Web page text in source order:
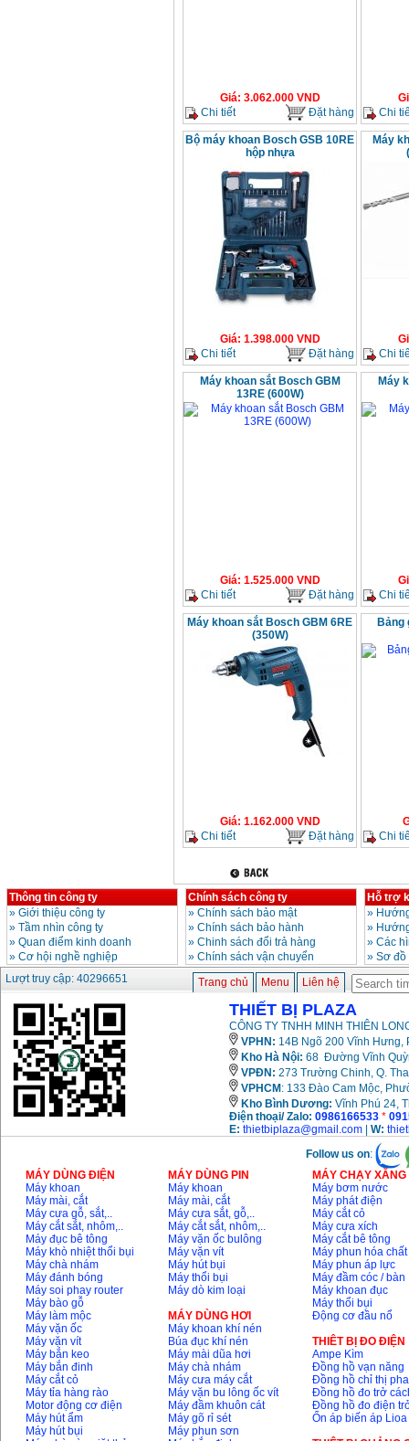
Giá: 3.062.000VND
Chi tiết
Đặt hàng
Chi
Bộ máy khoan Bosch GSB 10RE
hộp nhựa
Giá: 1.398.000VND
Chi tiết
Đặt hàng
Máy
Chi
Máy khoan sắt Bosch GBM
13RE (600W)
Giá: 1.525.000VND
Chi tiết
Đặt hàng
Máy
Chi
Máy khoan sắt Bosch GBM 6RE
(350W)
Giá: 1.162.000VND
Chi tiết
Đặt hàng
Bảng
Chi
Thông tin công ty
» Giới thiệu công ty
» Tầm nhìn công ty
» Quan điểm kinh doanh
» Cơ hội nghề nghiệp
Chính sách công ty
» Chính sách bảo mật
» Chính sách bảo hành
» Chinh sách đổi trả hàng
» Chính sách vận chuyển
Hỗ trợ
»
»
» Các
» Sơ
Lượt truy cập: 40296651
Trang chủ Menu Liên hệ
THIẾT BỊ PLAZA
CÔNG TY TNHH MINH THIÊN
VPHN: 14B Ngõ 200 Vĩnh Hưng,
Kho Hà Nội: 68 Đường Vĩnh
VPĐN: 273 Trường Chinh, Q.
VPHCM : 133 Đào Cam Mộc,
Kho Bình Dương: Vĩnh Phú 24,
Điện thoại/ Zalo: 0986166533 *
E: thietbiplaza@gmail.com W:
Follow us on:
MÁY DÙNG ĐIỆN
Máy khoan
Máy mài, cắt
Máy cưa gỗ, sắt,..
Máy cắt sắt, nhôm,..
Máy đục bê tông
Máy khò nhiệt thổi bụi
Máy chà nhám
Máy đánh bóng
Máy soi phay router
Máy bào gỗ
Máy làm mộc
Máy vặn ốc
Máy vặn vít
Máy bắn keo
Máy bắn đinh
Máy cắt cỏ
Máy tỉa hàng rào
Motor động cơ điện
Máy hút ẩm
Máy hút bụi
MÁY DÙNG PIN
Máy khoan
Máy mài, cắt
Máy cưa sắt, gỗ,..
Máy cắt sắt, nhôm,..
Máy vặn ốc bulông
Máy vặn vít
Máy hút bụi
Máy thổi bụi
Máy dò kim loại
MÁY DÙNG HƠI
Máy khoan khí nén
Búa đục khí nén
Máy mài dũa hơi
Máy chà nhám
Máy cưa máy cắt
Máy vặn bu lông ốc vít
Máy đầm khuôn cát
Máy gõ rỉ sét
Máy phun sơn
MÁY CHẠY
Máy bơm nước
Máy phát điện
Máy cắt cỏ
Máy cưa xích
Máy cắt bê tông
Máy phun hóa chất
Máy phun áp lực
Máy đầm cóc / bàn
Máy khoan đục
Máy thổi bụi
Động cơ đầu nổ
THIÊT BỊ ĐO ĐIỆN
Ampe Kìm
Đồng hồ vạn năng
Đồng hồ chỉ thị pha
Đồng hồ đo trở
Đồng hồ đo điện
Ổn áp biến áp Lioa